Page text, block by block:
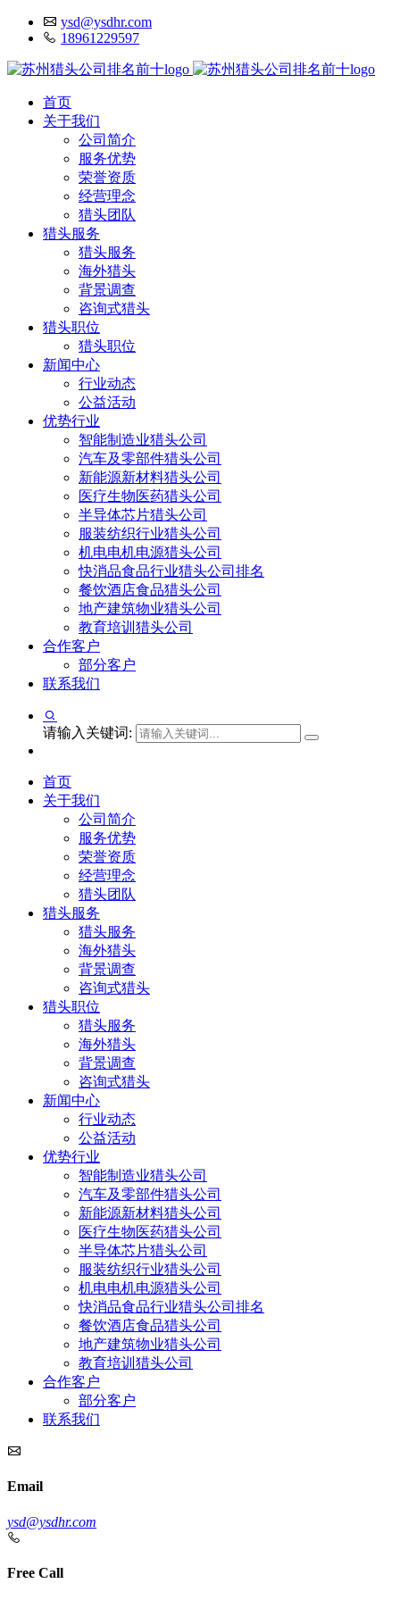
ysd@ysdhr.com
18961229597
首页
关于我们
公司简介
服务优势
荣誉资质
经营理念
猎头团队
猎头服务
猎头服务
海外猎头
背景调查
咨询式猎头
猎头职位
猎头职位
新闻中心
行业动态
公益活动
优势行业
智能制造业猎头公司
汽车及零部件猎头公司
新能源新材料猎头公司
医疗生物医药猎头公司
半导体芯片猎头公司
服装纺织行业猎头公司
机电电机电源猎头公司
快消品食品行业猎头公司排名
餐饮酒店食品猎头公司
地产建筑物业猎头公司
教育培训猎头公司
合作客户
部分客户
联系我们
请输入关键词:
首页
关于我们
公司简介
服务优势
荣誉资质
经营理念
猎头团队
猎头服务
猎头服务
海外猎头
背景调查
咨询式猎头
猎头职位
猎头服务
海外猎头
背景调查
咨询式猎头
新闻中心
行业动态
公益活动
优势行业
智能制造业猎头公司
汽车及零部件猎头公司
新能源新材料猎头公司
医疗生物医药猎头公司
半导体芯片猎头公司
服装纺织行业猎头公司
机电电机电源猎头公司
快消品食品行业猎头公司排名
餐饮酒店食品猎头公司
地产建筑物业猎头公司
教育培训猎头公司
合作客户
部分客户
联系我们
Email
ysd@ysdhr.com
Free Call